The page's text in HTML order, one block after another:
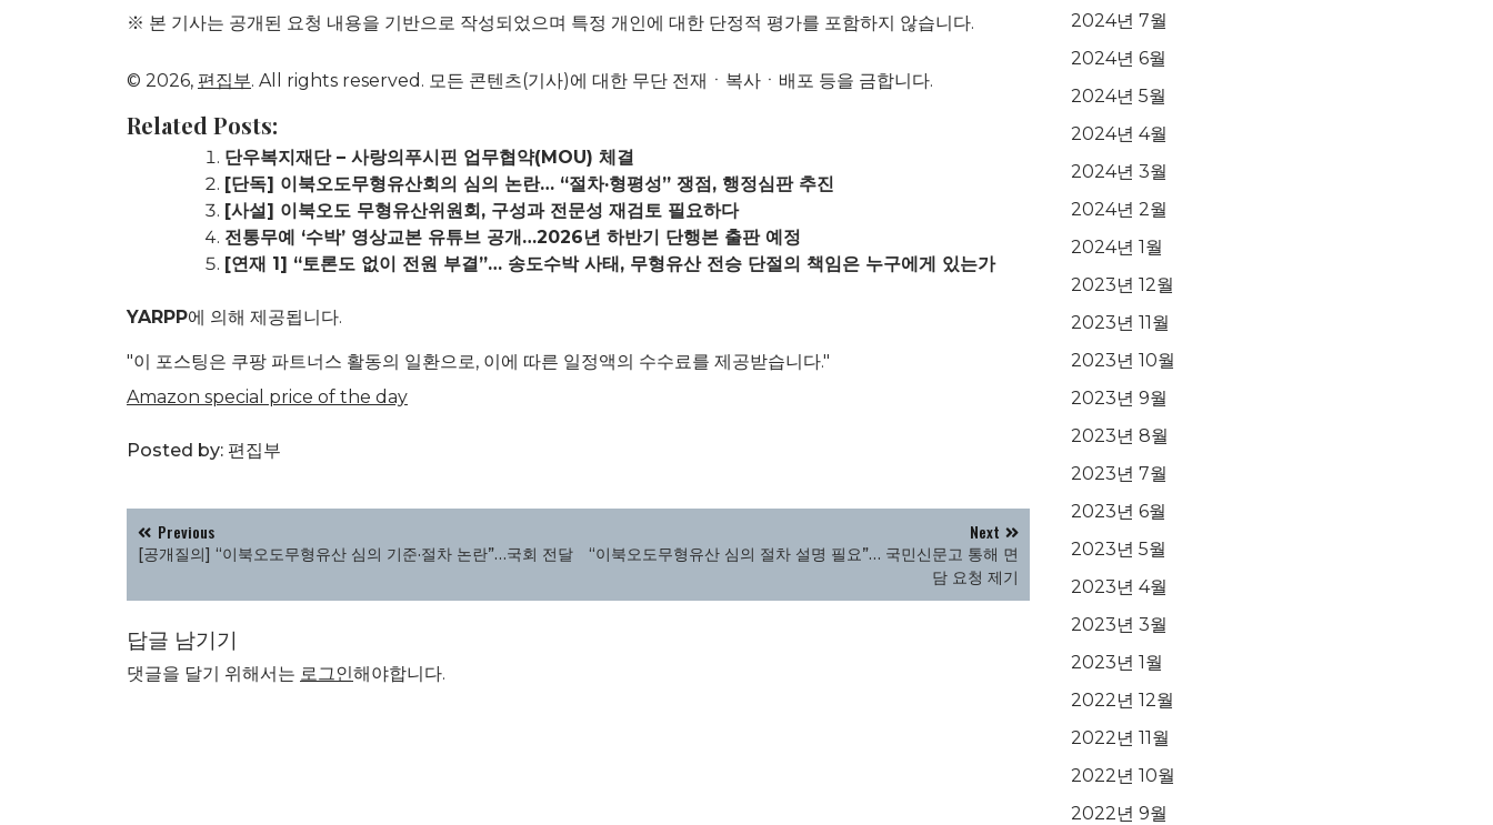
※ 본 기사는 공개된 요청 내용을 기반으로 작성되었으며 특정 개인에 대한 단정적 평가를 포함하지 않습니다.
© 2026, 편집부. All rights reserved. 모든 콘텐츠(기사)에 대한 무단 전재ㆍ복사ㆍ배포 등을 금합니다.
Related Posts:
단우복지재단 – 사랑의푸시핀 업무협약(MOU) 체결
[단독] 이북오도무형유산회의 심의 논란… “절차·형평성” 쟁점, 행정심판 추진
[사설] 이북오도 무형유산위원회, 구성과 전문성 재검토 필요하다
전통무예 ‘수박’ 영상교본 유튜브 공개…2026년 하반기 단행본 출판 예정
[연재 1] “토론도 없이 전원 부결”… 송도수박 사태, 무형유산 전승 단절의 책임은 누구에게 있는가
YARPP에 의해 제공됩니다.
"이 포스팅은 쿠팡 파트너스 활동의 일환으로, 이에 따른 일정액의 수수료를 제공받습니다."
Amazon special price of the day
Posted by: 편집부
글
탐
Previous
[공개질의] “이북오도무형유산 심의 기준·절차 논란”…국회 전달
Next
“이북오도무형유산 심의 절차 설명 필요”… 국민신문고 통해 면
담 요청 제기
답글 남기기
댓글을 달기 위해서는 로그인해야합니다.
2024년 7월
2024년 6월
2024년 5월
2024년 4월
2024년 3월
2024년 2월
2024년 1월
2023년 12월
2023년 11월
2023년 10월
2023년 9월
2023년 8월
2023년 7월
2023년 6월
2023년 5월
2023년 4월
2023년 3월
2023년 1월
2022년 12월
2022년 11월
2022년 10월
2022년 9월